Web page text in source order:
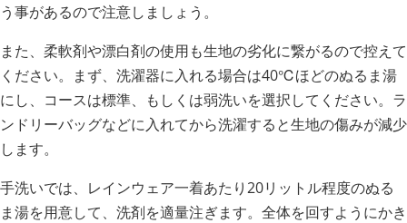
う事があるので注意しましょう。
また、柔軟剤や漂白剤の使用も生地の劣化に繋がるので控えて
ください。まず、洗濯器に入れる場合は40℃ほどのぬるま湯
にし、コースは標準、もしくは弱洗いを選択してください。ラ
ンドリーバッグなどに入れてから洗濯すると生地の傷みが減少
します。
手洗いでは、レインウェア一着あたり20リットル程度のぬる
ま湯を用意して、洗剤を適量注ぎます。全体を回すようにかき